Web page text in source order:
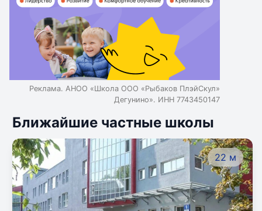
Реклама. АНОО «Школа ООО «Рыбаков ПлэйСкул»
Дегунино». ИНН 7743450147
Ближайшие частные школы
22 м